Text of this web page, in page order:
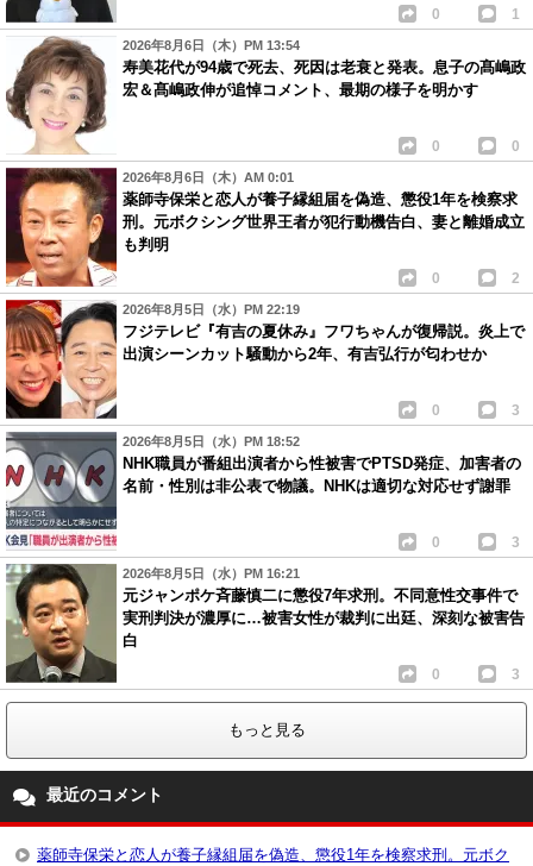
0 1
2026年8月6日（木）PM 13:54
寿美花代が94歳で死去、死因は老衰と発表。息子の髙嶋政
宏＆髙嶋政伸が追悼コメント、最期の様子を明かす
0 0
2026年8月6日（木）AM 0:01
薬師寺保栄と恋人が養子縁組届を偽造、懲役1年を検察求
刑。元ボクシング世界王者が犯行動機告白、妻と離婚成立
も判明
0 2
2026年8月5日（水）PM 22:19
フジテレビ『有吉の夏休み』フワちゃんが復帰説。炎上で
出演シーンカット騒動から2年、有吉弘行が匂わせか
0 3
2026年8月5日（水）PM 18:52
NHK職員が番組出演者から性被害でPTSD発症、加害者の
名前・性別は非公表で物議。NHKは適切な対応せず謝罪
0 3
2026年8月5日（水）PM 16:21
元ジャンポケ斉藤慎二に懲役7年求刑。不同意性交事件で
実刑判決が濃厚に…被害女性が裁判に出廷、深刻な被害告
白
0 3
もっと見る
最近のコメント
薬師寺保栄と恋人が養子縁組届を偽造、懲役1年を検察求刑。元ボク